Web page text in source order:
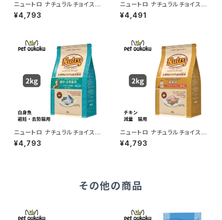
ニュートロ ナチュラルチョイス
室内猫用 シニア チキン 2kg 4
562358785405
¥4,793
ニュートロ ナチュラルチョイス
室内猫用 アダルト ターキー 2k
g 4562358785436
¥4,491
ニュートロ ナチュラルチョイス
避妊去勢猫用 アダルト 白身魚
2kg 4562358785528
¥4,793
ニュートロ ナチュラルチョイス
減量用 猫用 アダルト チキン 2k
g 4562358785580
¥4,793
その他の商品